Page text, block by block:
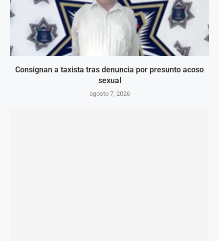
Consignan a taxista tras denuncia por presunto acoso
sexual
agosto 7, 2026